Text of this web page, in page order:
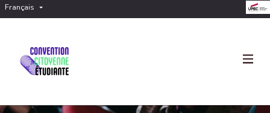
Français Choisir la langue